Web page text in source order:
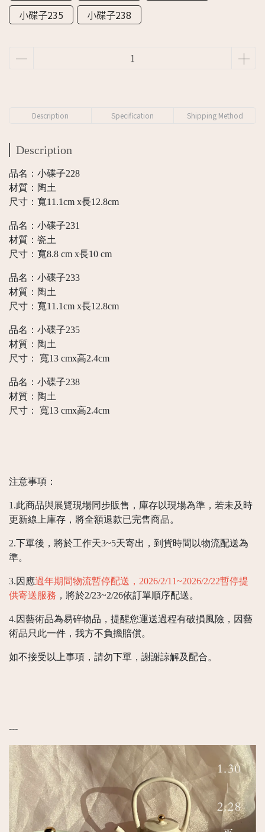
小碟子235
小碟子238
Description Specification Shipping Method
Description
品名：小碟子228
材質：陶土
尺寸：寬11.1cm x長12.8cm
品名：小碟子231
材質：瓷土
尺寸：寬8.8 cm x長10 cm
品名：小碟子233
材質：陶土
尺寸：寬11.1cm x長12.8cm
品名：小碟子235
材質：陶土
尺寸： 寬13 cmx高2.4cm
品名：小碟子238
材質：陶土
尺寸： 寬13 cmx高2.4cm
注意事項：
1.此商品與展覽現場同步販售，庫存以現場為準，若未及時
更新線上庫存，將全額退款已完售商品。
2.下單後，將於工作天3~5天寄出，到貨時間以物流配送為
準。
3.因應過年期間物流暫停配送，2026/2/11~2026/2/22暫停提
供寄送服務 ，將於2/23~2/26依訂單順序配送。
4.因藝術品為易碎物品，提醒您運送過程有破損風險，因藝
術品只此一件，我方不負擔賠償。
如不接受以上事項，請勿下單，謝謝諒解及配合。
---